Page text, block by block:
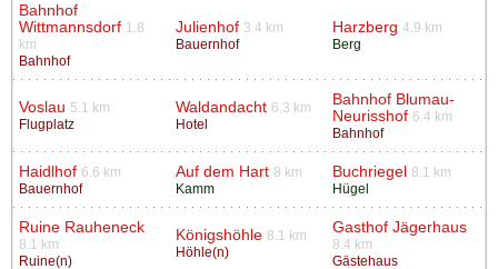
Bahnhof
Wittmannsdorf 1.8
km
Bahnhof
Julienhof 3.4 km
Bauernhof
Harzberg 4.9 km
Berg
Voslau 5.1 km
Flugplatz
Waldandacht 6.3 km
Hotel
Bahnhof Blumau-
Neurisshof 6.4 km
Bahnhof
Haidlhof 6.6 km
Bauernhof
Auf dem Hart 8 km
Kamm
Buchriegel
8.1 km
Hügel
Ruine Rauheneck
8.1 km
Ruine(n)
Königshöhle 8.1 km
Höhle(n)
Gasthof Jägerhaus
8.4 km
Gästehaus